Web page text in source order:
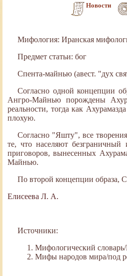
Новости
Мифология: Иранская
Предмет статьи: бог
Спента-майнью (авест. "дух
Согласно одной концепции
Ангро-Майнью порождены
реальности, тогда как
плохую.
Согласно "Яшту", все
те, что населяют
приговоров, вынесенных
Майнью.
По второй концепции образа,
Елисеева Л. А.
Источники:
Мифологический
Мифы народов мира/под